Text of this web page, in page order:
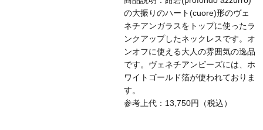
の大振りのハート(cuore)形のヴェ
ネチアンガラスをトップに使ったラ
ンクアップしたネックレスです。オ
ンオフに使える大人の雰囲気の逸品
です。ヴェネチアンビーズには、ホ
ワイトゴールド箔が使われておりま
す。
参考上代：13,750円（税込）